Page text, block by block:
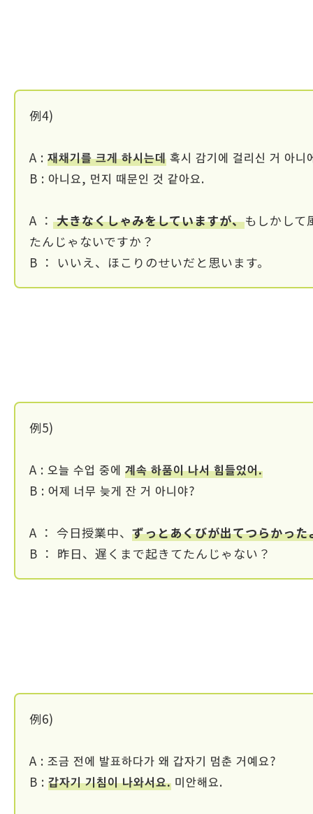
例4)
A : 재채기를 크게 하시는데 혹시 감기에 걸리신 거 아니
B : 아니요, 먼지 때문인 것 같아요.
A ： 大きなくしゃみをしていますが、もしかして
たんじゃないですか？
B ： いいえ、ほこりのせいだと思います。
例5)
A : 오늘 수업 중에 계속 하품이 나서 힘들었어.
B : 어제 너무 늦게 잔 거 아니야?
A ： 今日授業中、 ずっとあくびが出てつらかった
B ： 昨日、遅くまで起きてたんじゃない？
例6)
A : 조금 전에 발표하다가 왜 갑자기 멈춘 거예요?
B : 갑자기 기침이 나와서요. 미안해요.